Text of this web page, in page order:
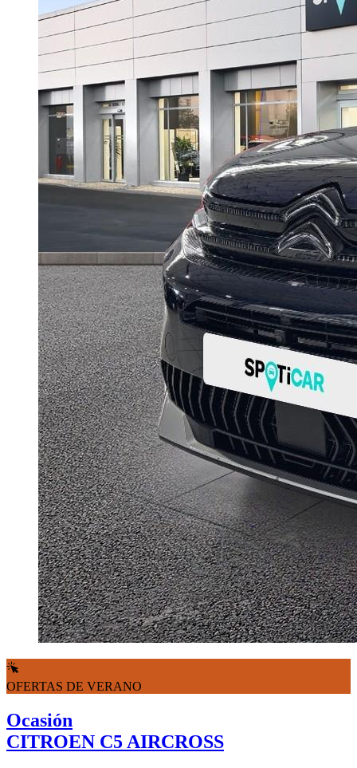
OFERTAS DE VERANO
Ocasión
CITROEN C5 AIRCROSS